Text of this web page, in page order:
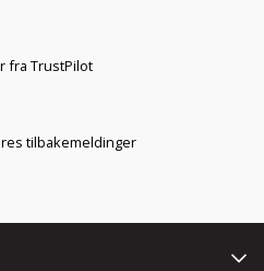
fra TrustPilot
tilbakemeldinger